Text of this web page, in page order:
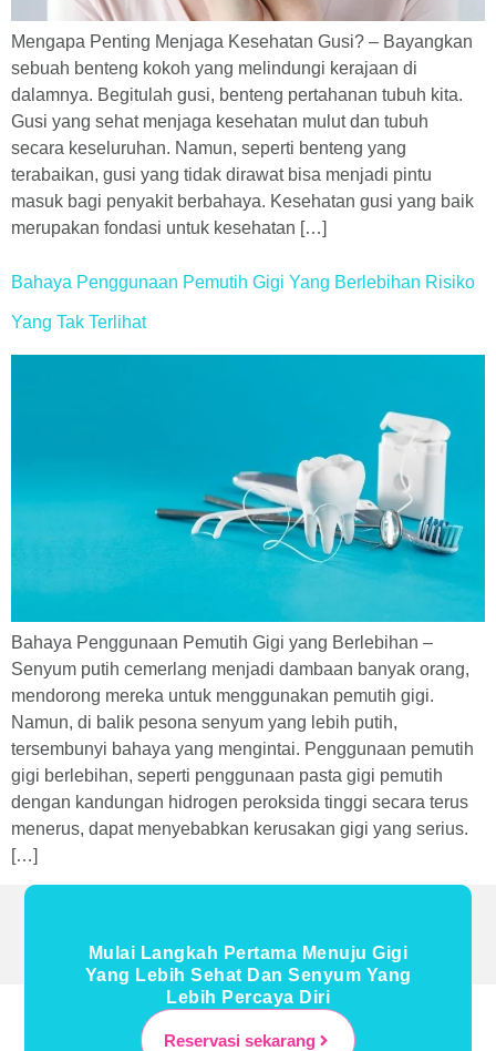
Mengapa Penting Menjaga Kesehatan Gusi? – Bayangkan
sebuah benteng kokoh yang melindungi kerajaan di
dalamnya. Begitulah gusi, benteng pertahanan tubuh kita.
Gusi yang sehat menjaga kesehatan mulut dan tubuh
secara keseluruhan. Namun, seperti benteng yang
terabaikan, gusi yang tidak dirawat bisa menjadi pintu
masuk bagi penyakit berbahaya. Kesehatan gusi yang baik
merupakan fondasi untuk kesehatan […]
Bahaya Penggunaan Pemutih Gigi Yang Berlebihan Risiko
Yang Tak Terlihat
Bahaya Penggunaan Pemutih Gigi yang Berlebihan –
Senyum putih cemerlang menjadi dambaan banyak orang,
mendorong mereka untuk menggunakan pemutih gigi.
Namun, di balik pesona senyum yang lebih putih,
tersembunyi bahaya yang mengintai. Penggunaan pemutih
gigi berlebihan, seperti penggunaan pasta gigi pemutih
dengan kandungan hidrogen peroksida tinggi secara terus
menerus, dapat menyebabkan kerusakan gigi yang serius.
[…]
Mulai Langkah Pertama Menuju Gigi
Yang Lebih Sehat Dan Senyum Yang
Lebih Percaya Diri
Reservasi sekarang